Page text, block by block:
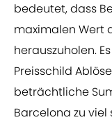
bedeutet, dass
maximalen Wert
herauszuholen.
Preisschild
beträchtliche
Barcelona zu viel